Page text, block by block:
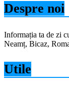
Despre noi
Informația ta de zi
Neamț, Bicaz,
Utile